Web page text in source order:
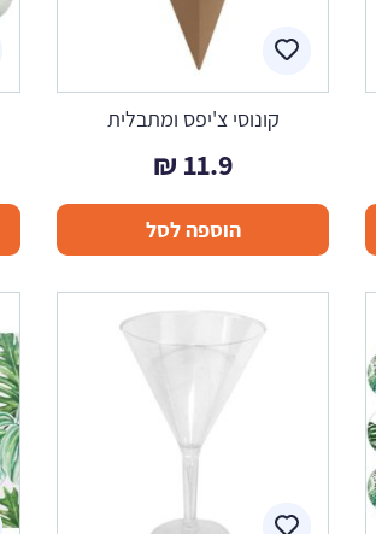
קונוסי צ'יפס ומתבלית
11.9
₪
הוספה לסל